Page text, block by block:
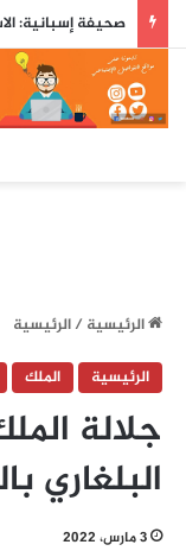
الرئيسية/الرئيسية
الرئيسية
الملك
جلالة
البلغاري
3 مارس، 2022